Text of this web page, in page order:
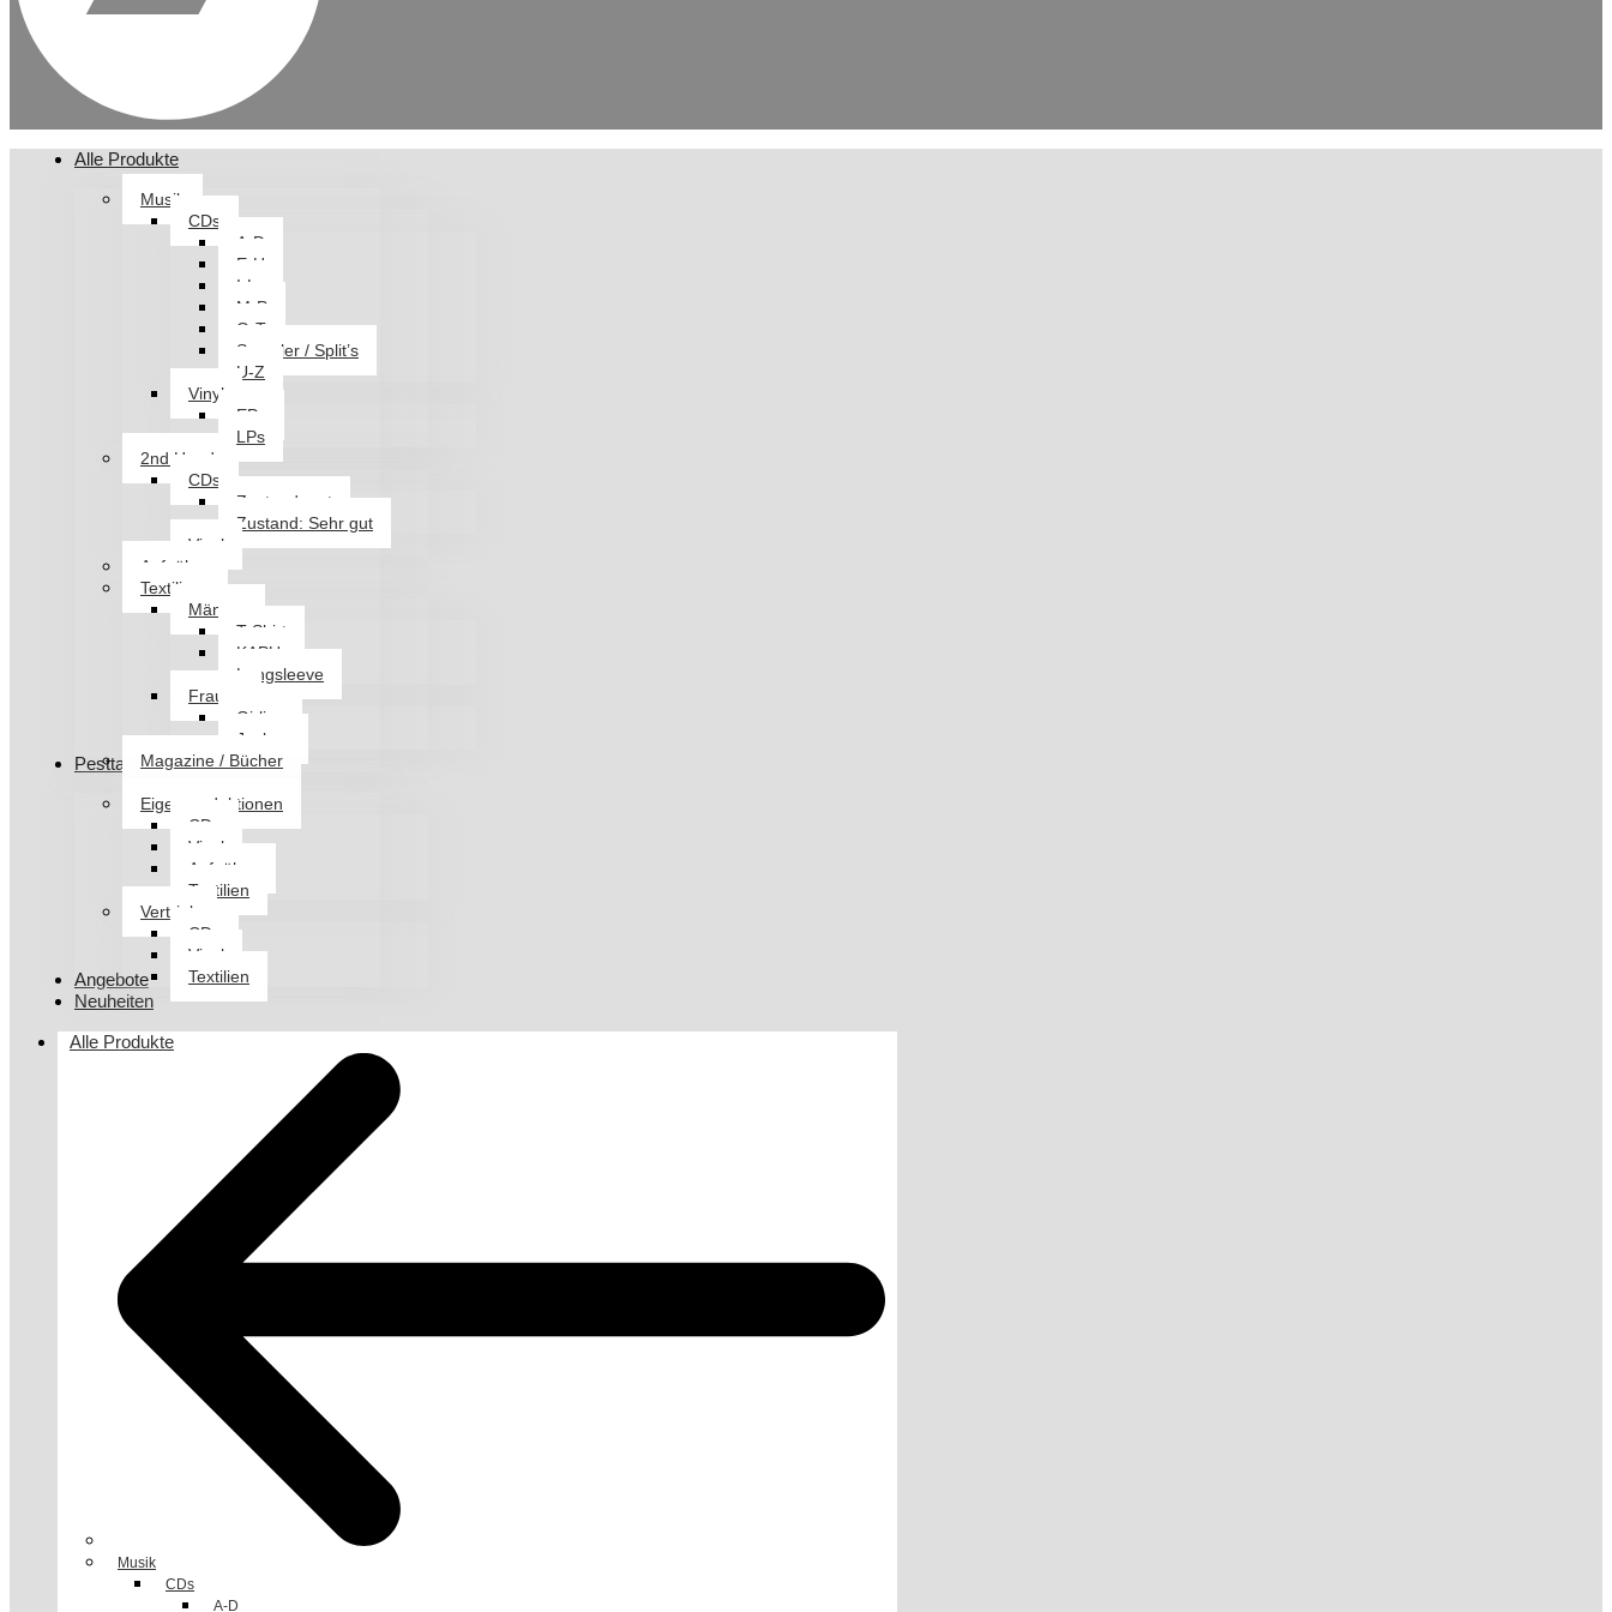
Alle Produkte
Musik
CDs
A-D
E-H
I-L
M-P
Q-T
Sampler / Split’s
U-Z
Vinyl
EPs
LPs
2nd Hand
CDs
Zustand: gut
Zustand: Sehr gut
Vinyl
Aufnäher
Textilien
Männer
T-Shirt
KAPU
Longsleeve
Frauen
Girlies
Jacken
Magazine / Bücher
Pesttanz Klangschmiede
Eigenproduktionen
CDs
Vinyl
Aufnäher
Textilien
Vertrieb
CDs
Vinyl
Textilien
Angebote
Neuheiten
Alle Produkte
Musik
CDs
A-D